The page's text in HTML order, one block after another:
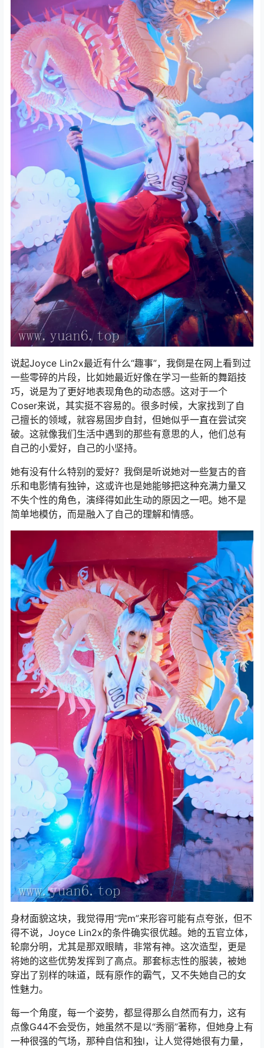
说起Joyce Lin2x最近有什么“趣事”，我倒是在网上看到过
一些零碎的片段，比如她最近好像在学习一些新的舞蹈技
巧，说是为了更好地表现角色的动态感。这对于一个
Coser来说，其实挺不容易的。很多时候，大家找到了自
己擅长的领域，就容易固步自封，但她似乎一直在尝试突
破。这就像我们生活中遇到的那些有意思的人，他们总有
自己的小爱好，自己的小坚持。
她有没有什么特别的爱好？我倒是听说她对一些复古的音
乐和电影情有独钟，这或许也是她能够把这种充满力量又
不失个性的角色，演绎得如此生动的原因之一吧。她不是
简单地模仿，而是融入了自己的理解和情感。
身材面貌这块，我觉得用“完m”来形容可能有点夸张，但不
得不说，Joyce Lin2x的条件确实很优越。她的五官立体，
轮廓分明，尤其是那双眼睛，非常有神。这次造型，更是
将她的这些优势发挥到了高点。那套标志性的服装，被她
穿出了别样的味道，既有原作的霸气，又不失她自己的女
性魅力。
每一个角度，每一个姿势，都显得那么自然而有力，这有
点像G44不会受伤，她虽然不是以“秀丽”著称，但她身上有
一种很强的气场，那种自信和独l，让人觉得她很有力量，